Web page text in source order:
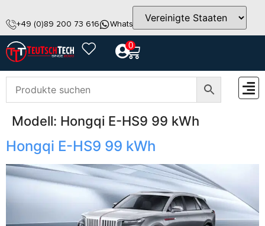
+49 (0)89 200 73 616 WhatsApp info@teutschtech.com
0
Modell: Hongqi E-HS9 99 kWh
Hongqi E-HS9 99 kWh